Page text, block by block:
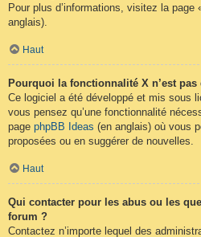
Pour plus d’informations, visitez la page
anglais).
Haut
Pourquoi la fonctionnalité X n’est
Ce logiciel a été développé et mis sous
vous pensez qu’une fonctionnalité
page phpBB Ideas (en anglais) où vous
proposées ou en suggérer de nouvelles.
Haut
Qui contacter pour les abus ou les
forum ?
Contactez n’importe lequel des